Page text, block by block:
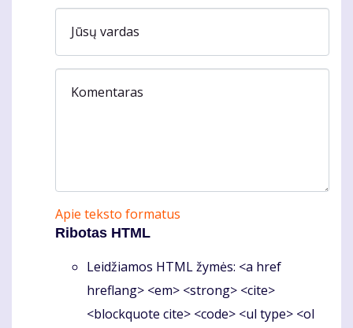
Jūsų vardas
Komentaras
Apie teksto formatus
Ribotas HTML
Leidžiamos HTML žymės: <a href
hreflang> <em> <strong> <cite>
<blockquote cite> <code> <ul type> <ol